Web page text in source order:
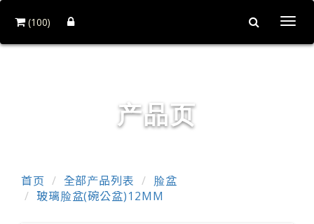
(100)
产品页
首页 全部产品列表
脸盆
玻璃脸盆(碗公盆)12MM